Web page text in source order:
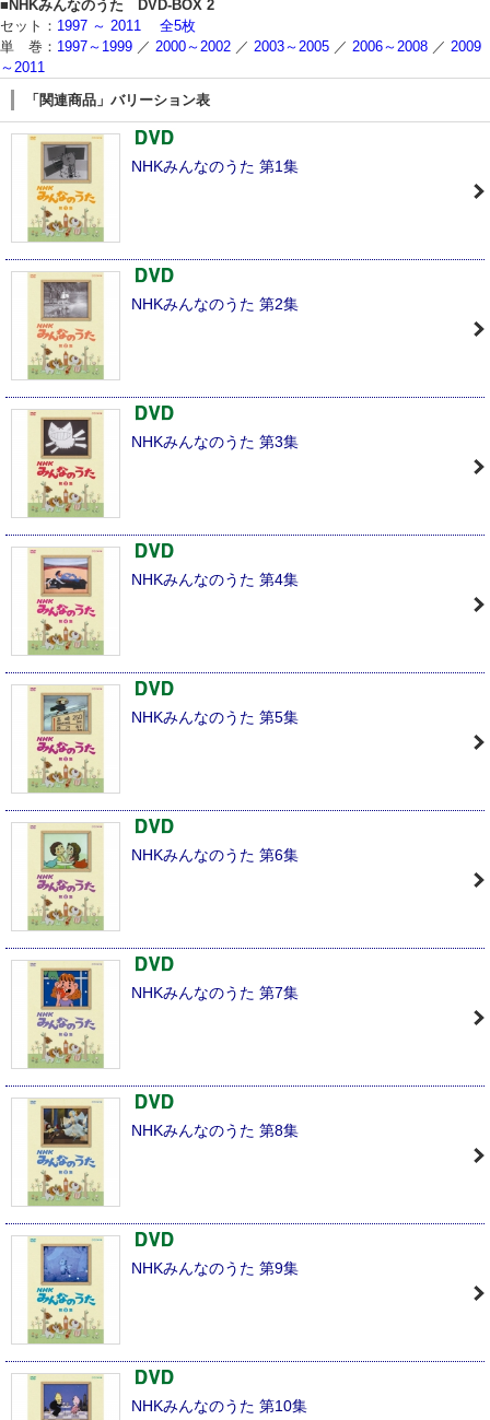
■NHKみんなのうた DVD-BOX 2
セット： 1997 ～ 2011 全5枚
単 巻： 1997～1999 ／ 2000～2002 ／ 2003～2005 ／ 2006～2008 ／ 2009
～2011
「関連商品」バリーション表
NHKみんなのうた 第1集
NHKみんなのうた 第2集
NHKみんなのうた 第3集
NHKみんなのうた 第4集
NHKみんなのうた 第5集
NHKみんなのうた 第6集
NHKみんなのうた 第7集
NHKみんなのうた 第8集
NHKみんなのうた 第9集
NHKみんなのうた 第10集